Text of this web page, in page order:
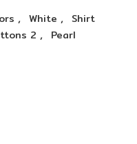
, White , Shirt
2 , Pearl